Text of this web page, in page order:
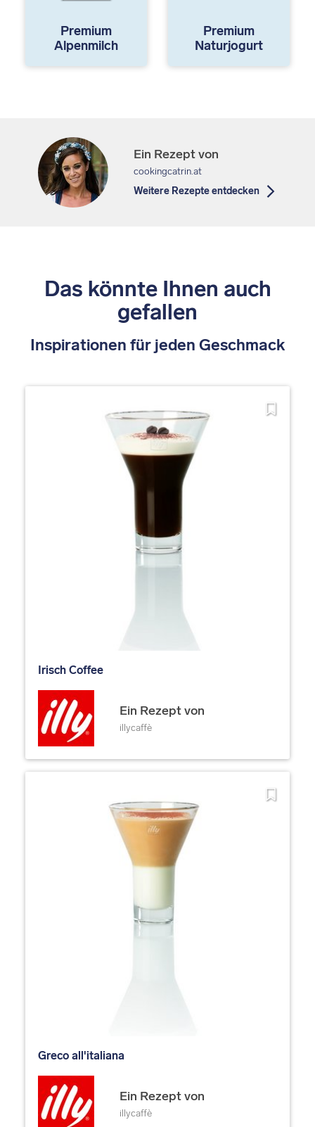
Premium
Alpenmilch
Premium
Naturjogurt
Ein Rezept von
cookingcatrin.at
Weitere Rezepte entdecken
Das könnte Ihnen auch
gefallen
Inspirationen für jeden Geschmack
Irisch Coffee
Ein Rezept von
illycaffè
Greco all'italiana
Ein Rezept von
illycaffè